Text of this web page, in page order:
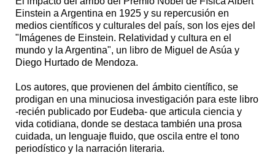
Einstein a Argentina en 1925 y su repercusión en
medios científicos y culturales del país, son los ejes del
"Imágenes de Einstein. Relatividad y cultura en el
mundo y la Argentina", un libro de Miguel de Asúa y
Diego Hurtado de Mendoza.
Los autores, que provienen del ámbito científico, se
prodigan en una minuciosa investigación para este libro
-recién publicado por Eudeba- que articula ciencia y
vida cotidiana, donde se destaca también una prosa
cuidada, un lenguaje fluido, que oscila entre el tono
periodístico y la narración literaria.